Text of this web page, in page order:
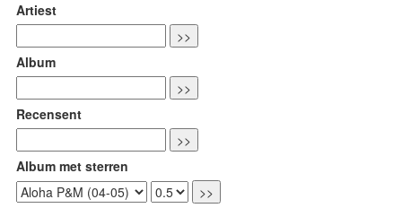
Artiest
Album
Recensent
Album met sterren